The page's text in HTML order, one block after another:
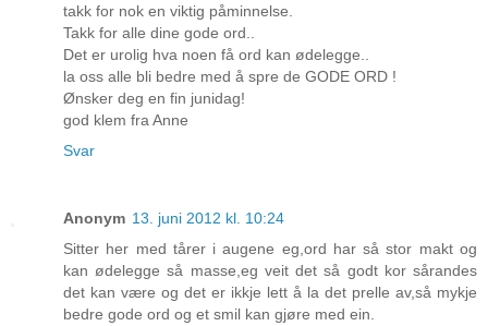
takk for nok en viktig påminnelse.
Takk for alle dine gode ord..
Det er urolig hva noen få ord kan ødelegge..
la oss alle bli bedre med å spre de GODE ORD !
Ønsker deg en fin junidag!
god klem fra Anne
Svar
Anonym 13. juni 2012 kl. 10:24
Sitter her med tårer i augene eg,ord har så stor makt og
kan ødelegge så masse,eg veit det så godt kor sårandes
det kan være og det er ikkje lett å la det prelle av,så mykje
bedre gode ord og et smil kan gjøre med ein.